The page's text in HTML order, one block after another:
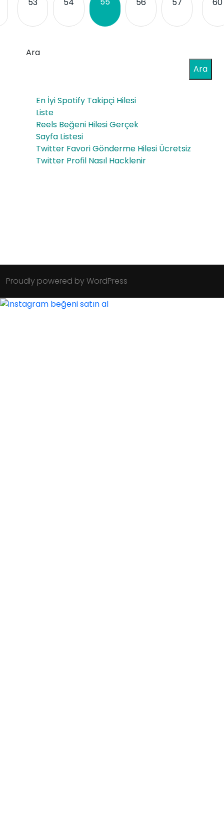
Ara
Ara
En İyi Spotify Takipçi Hilesi
Liste
Reels Beğeni Hilesi Gerçek
Sayfa Listesi
Twitter Favori Gönderme Hilesi Ücretsiz
Twitter Profil Nasıl Hacklenir
Proudly powered by WordPress